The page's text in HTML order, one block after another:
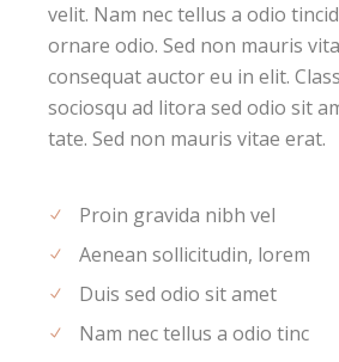
velit. Nam nec tellus a odio
ornare odio. Sed non mauris
consequat auctor eu in elit.
sociosqu ad litora sed odio sit
tate. Sed non mauris vitae erat.
Proin gravida nibh vel
Aenean sollicitudin, lorem
Duis sed odio sit amet
Nam nec tellus a odio tinc